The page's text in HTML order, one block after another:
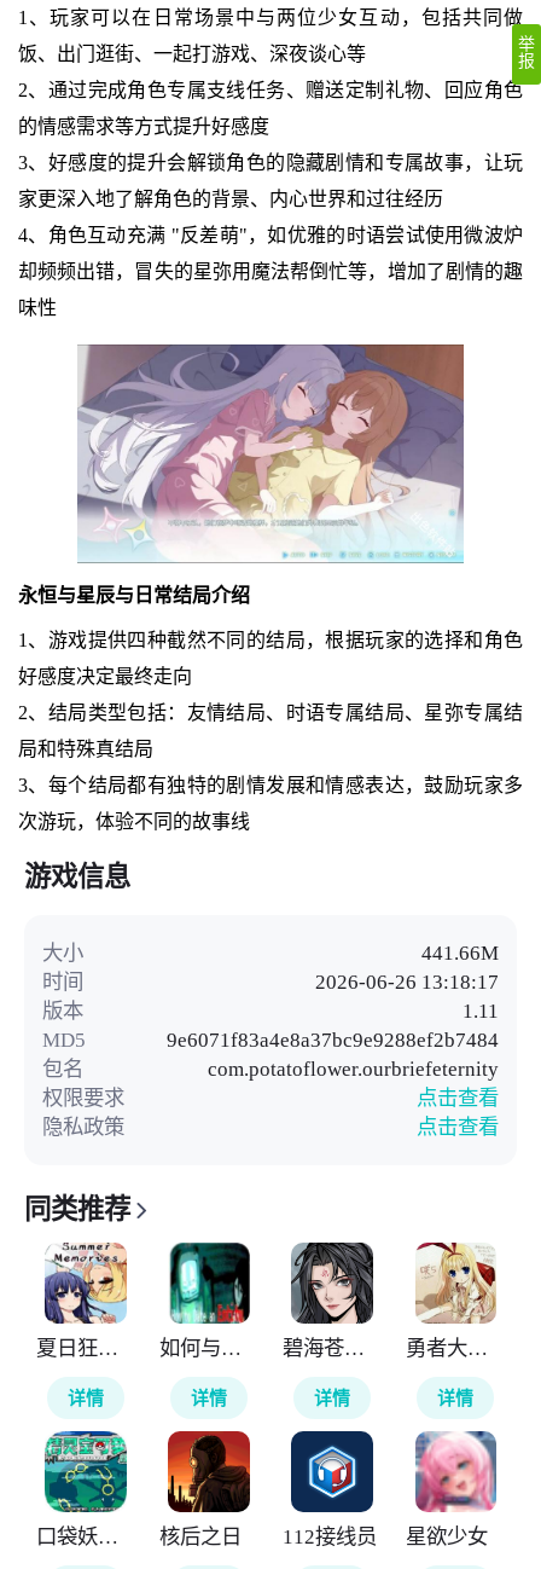
1、玩家可以在日常场景中与两位少女互动，包括共同做
饭、出门逛街、一起打游戏、深夜谈心等
2、通过完成角色专属支线任务、赠送定制礼物、回应角色
的情感需求等方式提升好感度
3、好感度的提升会解锁角色的隐藏剧情和专属故事，让玩
家更深入地了解角色的背景、内心世界和过往经历
4、角色互动充满 "反差萌"，如优雅的时语尝试使用微波炉
却频频出错，冒失的星弥用魔法帮倒忙等，增加了剧情的趣
味性
永恒与星辰与日常结局介绍
1、游戏提供四种截然不同的结局，根据玩家的选择和角色
好感度决定最终走向
2、结局类型包括：友情结局、时语专属结局、星弥专属结
局和特殊真结局
3、每个结局都有独特的剧情发展和情感表达，鼓励玩家多
次游玩，体验不同的故事线
游戏信息
大小
441.66M
时间
2026-06-26 13:18:17
版本
1.11
MD5
9e6071f83a4e8a37bc9e9288ef2b7484
包名
com.potatoflower.ourbriefeternity
权限要求
点击查看
隐私政策
点击查看
同类推荐
夏日狂想曲
详情
如何与实体约会
详情
碧海苍云录
详情
勇者大战魔物娘
详情
口袋妖怪神兽领域 核后之日 112接线员 星欲少女
举
报